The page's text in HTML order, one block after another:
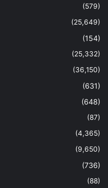
(579)
(25,649)
(154)
(25,332)
(36,150)
(631)
(648)
(87)
(4,365)
(9,650)
(736)
(88)